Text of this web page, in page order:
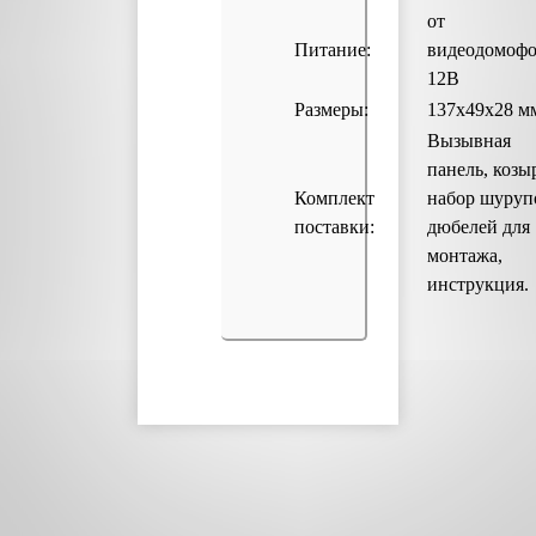
Питание:
от
12В
Размеры:
137х49х28
Комплект
поставки:
Вызывная
панель,
набор
дюбелей для
монтажа,
инструкция.